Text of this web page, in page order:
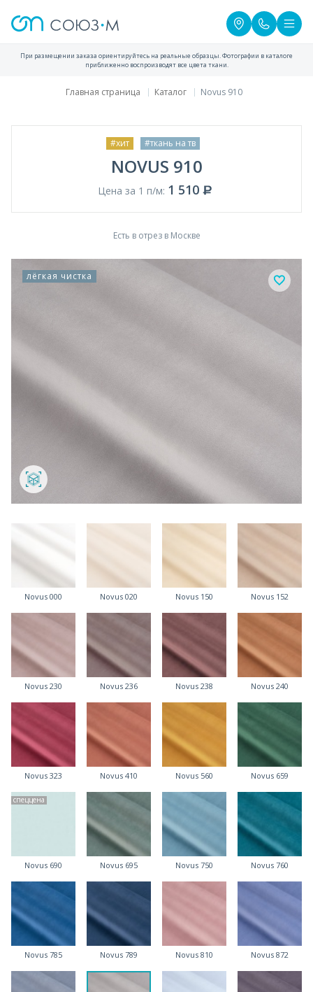
При размещении заказа ориентируйтесь на реальные образцы. Фотографии в каталоге
приближенно воспроизводят все цвета ткани.
Главная страница Каталог Novus 910
#хит #ткань на тв
NOVUS 910
Цена за 1 п/м: 1 510
Есть в отрез в Москве
лёгкая чистка
Novus 000 Novus 020 Novus 150 Novus 152
Novus 230 Novus 236 Novus 238 Novus 240
Novus 323 Novus 410 Novus 560 Novus 659
спеццена
Novus 690 Novus 695 Novus 750 Novus 760
Novus 785 Novus 789 Novus 810 Novus 872